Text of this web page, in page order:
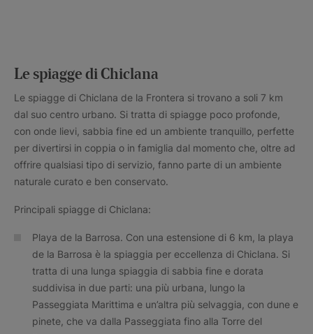
Le spiagge di Chiclana
Le spiagge di Chiclana de la Frontera si trovano a soli 7 km
dal suo centro urbano. Si tratta di spiagge poco profonde,
con onde lievi, sabbia fine ed un ambiente tranquillo, perfette
per divertirsi in coppia o in famiglia dal momento che, oltre ad
offrire qualsiasi tipo di servizio, fanno parte di un ambiente
naturale curato e ben conservato.
Principali spiagge di Chiclana:
Playa de la Barrosa. Con una estensione di 6 km, la playa
de la Barrosa è la spiaggia per eccellenza di Chiclana. Si
tratta di una lunga spiaggia di sabbia fine e dorata
suddivisa in due parti: una più urbana, lungo la
Passeggiata Marittima e un’altra più selvaggia, con dune e
pinete, che va dalla Passeggiata fino alla Torre del